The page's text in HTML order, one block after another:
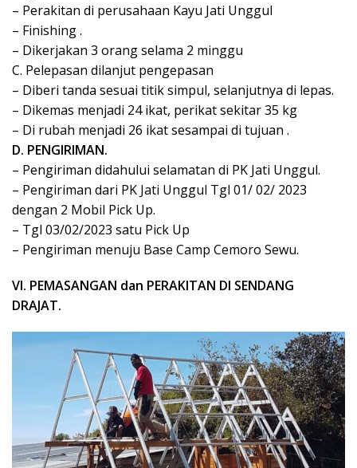
– Perakitan di perusahaan Kayu Jati Unggul
– Finishing .
– Dikerjakan 3 orang selama 2 minggu
C. Pelepasan dilanjut pengepasan
– Diberi tanda sesuai titik simpul, selanjutnya di lepas.
– Dikemas menjadi 24 ikat, perikat sekitar 35 kg
– Di rubah menjadi 26 ikat sesampai di tujuan .
D. PENGIRIMAN.
– Pengiriman didahului selamatan di PK Jati Unggul.
– Pengiriman dari PK Jati Unggul Tgl 01/ 02/ 2023
dengan 2 Mobil Pick Up.
– Tgl 03/02/2023 satu Pick Up
– Pengiriman menuju Base Camp Cemoro Sewu.
VI. PEMASANGAN dan PERAKITAN DI SENDANG
DRAJAT.